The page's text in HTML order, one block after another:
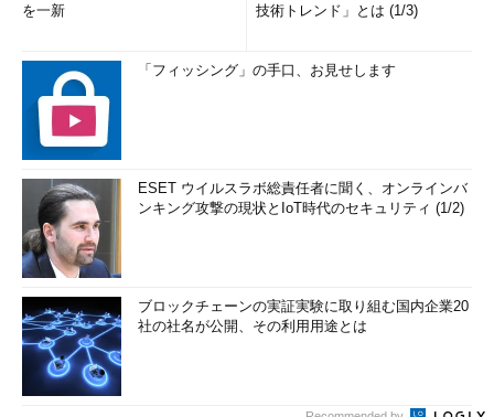
を一新
技術トレンド」とは (1/3)
「フィッシング」の手口、お見せします
ESET ウイルスラボ総責任者に聞く、オンラインバ
ンキング攻撃の現状とIoT時代のセキュリティ (1/2)
ブロックチェーンの実証実験に取り組む国内企業20
社の社名が公開、その利用用途とは